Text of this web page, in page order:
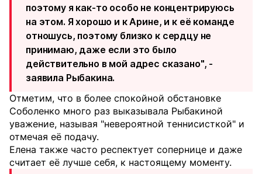
поэтому я как-то особо не концентрируюсь
на этом. Я хорошо и к Арине, и к её команде
отношусь, поэтому близко к сердцу не
принимаю, даже если это было
действительно в мой адрес сказано", -
заявила Рыбакина.
Отметим, что в более спокойной обстановке
Соболенко много раз выказывала Рыбакиной
уважение, называя "невероятной теннисисткой" и
отмечая её подачу.
Елена также часто респектует сопернице и даже
считает её лучше себя, к настоящему моменту.